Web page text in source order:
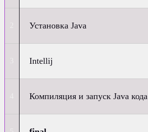
Установка Java
Intellij
Компиляция и запуск Java кода